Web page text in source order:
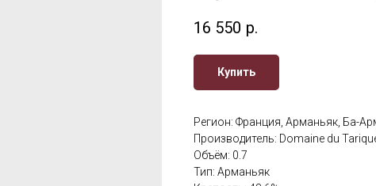
16 550 р.
Купить
Регион: Франция, Арманьяк, Ба-
Производитель: Domaine du
Объём: 0.7
Тип: Арманьяк